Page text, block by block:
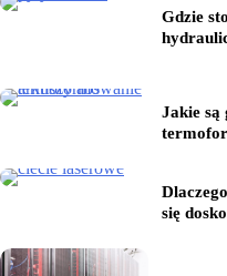
Gdzie
Jakie są
się